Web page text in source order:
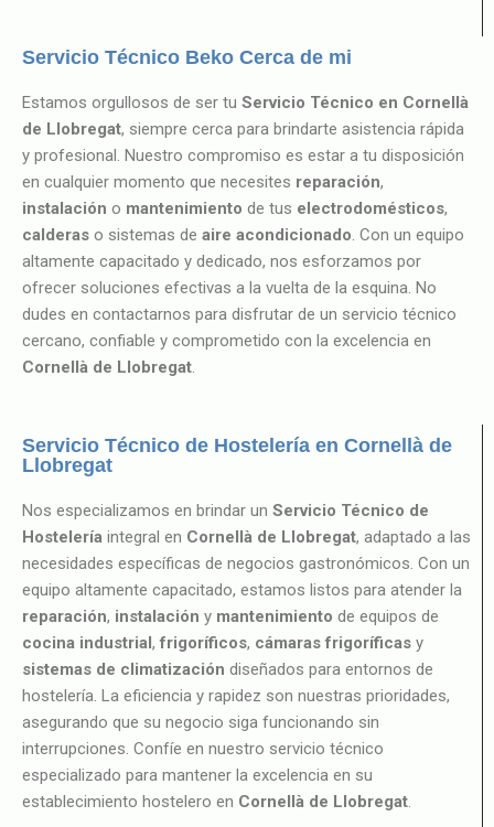
Servicio Técnico Beko Cerca de mi
Estamos orgullosos de ser tu Servicio Técnico en Cornellà
de Llobregat, siempre cerca para brindarte asistencia rápida
y profesional. Nuestro compromiso es estar a tu disposición
en cualquier momento que necesites reparación,
instalación o mantenimiento de tus electrodomésticos,
calderas o sistemas de aire acondicionado. Con un equipo
altamente capacitado y dedicado, nos esforzamos por
ofrecer soluciones efectivas a la vuelta de la esquina. No
dudes en contactarnos para disfrutar de un servicio técnico
cercano, confiable y comprometido con la excelencia en
Cornellà de Llobregat.
Servicio Técnico de Hostelería en Cornellà de
Llobregat
Nos especializamos en brindar un Servicio Técnico de
Hostelería integral en Cornellà de Llobregat, adaptado a las
necesidades específicas de negocios gastronómicos. Con un
equipo altamente capacitado, estamos listos para atender la
reparación, instalación y mantenimiento de equipos de
cocina industrial,frigoríficos, cámaras frigoríficas y
sistemas de climatización diseñados para entornos de
hostelería. La eficiencia y rapidez son nuestras prioridades,
asegurando que su negocio siga funcionando sin
interrupciones. Confíe en nuestro servicio técnico
especializado para mantener la excelencia en su
establecimiento hostelero en Cornellà de Llobregat.